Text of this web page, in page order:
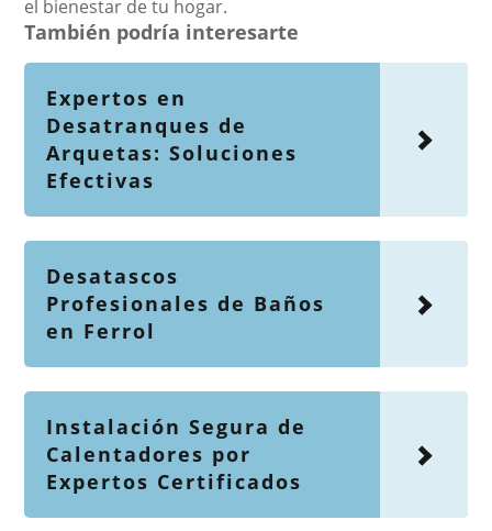
el bienestar de tu hogar.
También podría interesarte
Expertos en
Desatranques de
Arquetas: Soluciones
Efectivas
Desatascos
Profesionales de Baños
en Ferrol
Instalación Segura de
Calentadores por
Expertos Certificados